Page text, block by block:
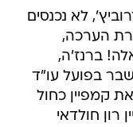
לא נכנסים
הערכה,
ברנז'ה,
בפועל עו"ד
קמפיין כחול
קמפיין רון חולדאי